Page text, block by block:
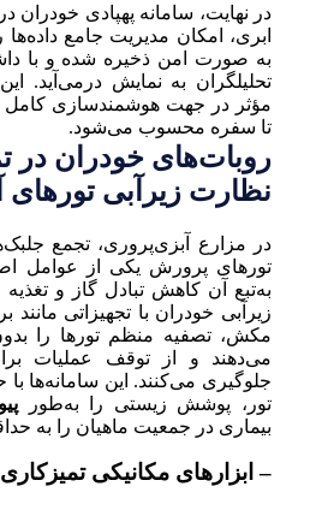
در نهایت، سامانه پهپادی خودران
ابری، امکان مدیریت جامع داده‌ها
به صورت امن ذخیره شده و با
تحلیلگران به نمایش درمی‌آید.
مؤثر در جهت هوشمندسازی کامل
تا سفره محسوب می‌شود.
روبات‌های خودران در
نظارت زیرآبی تورهای
در مزارع آبزی‌پروری، تجمع
تورهای پرورش یکی از عوامل
به‌تبع آن کاهش تبادل گاز و
زیرآبی خودران با تجهیزاتی
مکش، تصفیه منظم تورها را
می‌دهند و از توقف عملیات
جلوگیری می‌کنند. این سامانه‌ها
تور، پوشش زیستی را به‌طور
بیماری در جمعیت ماهیان را به
– ابزارهای مکانیکی تمیزکاری